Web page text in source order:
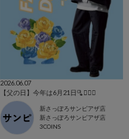
2026.06.07
【父の日】今年は6月21日🫗💁🏻‍♂️
新さっぽろサンピアザ店
新さっぽろサンピアザ店
3COINS